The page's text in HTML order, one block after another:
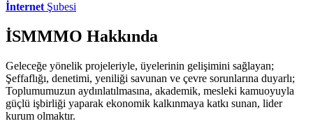
İnternet Şubesi
İSMMMO Hakkında
Geleceğe yönelik projeleriyle, üyelerinin gelişimini sağlayan;
Şeffaflığı, denetimi, yeniliği savunan ve çevre sorunlarına duyarlı;
Toplumumuzun aydınlatılmasına, akademik, mesleki kamuoyuyla
güçlü işbirliği yaparak ekonomik kalkınmaya katkı sunan, lider
kurum olmaktır.